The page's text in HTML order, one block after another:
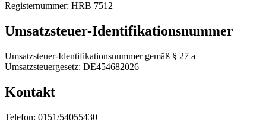
Registernummer: HRB 7512
Umsatzsteuer-Identifikationsnummer
Umsatzsteuer-Identifikationsnummer gemäß § 27 a
Umsatzsteuergesetz: DE454682026
Kontakt
Telefon: 0151/54055430